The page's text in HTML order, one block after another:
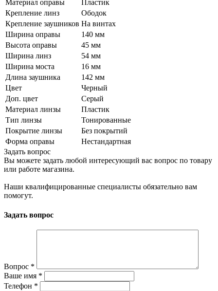
Материал оправы
Пластик
Крепление линз
Ободок
Крепление заушников На винтах
Ширина оправы
140 мм
Высота оправы
45 мм
Ширина линз
54 мм
Ширина моста
16 мм
Длина заушника
142 мм
Цвет
Черный
Доп. цвет
Серый
Материал линзы
Пластик
Тип линзы
Тонированные
Покрытие линзы
Без покрытий
Форма оправы
Нестандартная
Задать вопрос
Вы можете задать любой интересующий вас вопрос по товару
или работе магазина.
Наши квалифицированные специалисты обязательно вам
помогут.
Задать вопрос
Вопрос *
Ваше имя *
Телефон *